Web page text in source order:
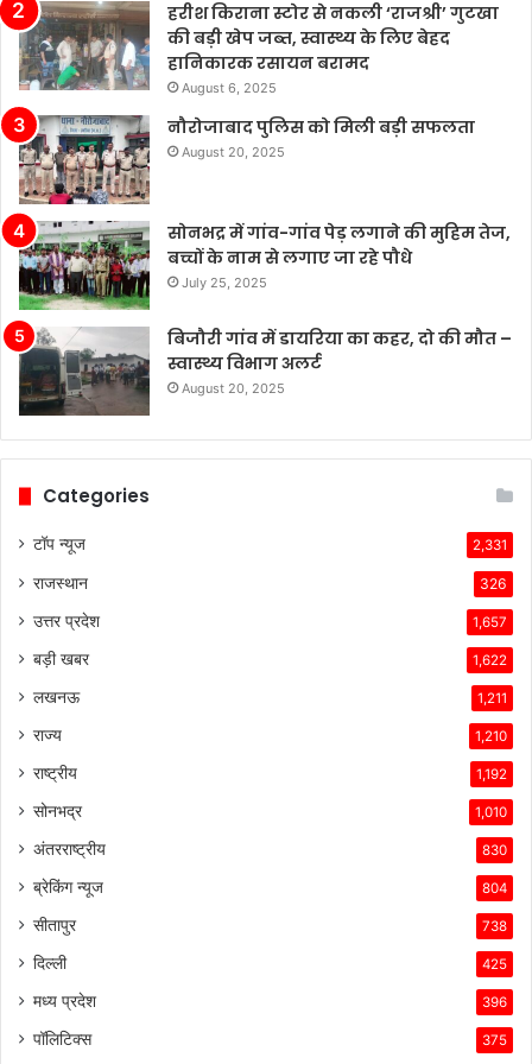
हैं।
चीन
के
बढ़ते
में
टेस्ला
की
बिक्री
लगातार
मजबूत
बनी
हुई
है,
जबकि
अन्य
कंपनियां
समस्याओं
का
सामना
हरीश किराना स्टोर से नकली ‘राजश्री’ गुटखा
की बड़ी खेप जब्त, स्वास्थ्य के लिए बेहद
हानिकारक रसायन बरामद
August 6, 2025
नौरोजाबाद पुलिस को मिली बड़ी सफलता
August 20, 2025
सोनभद्र में गांव-गांव पेड़ लगाने की मुहिम तेज,
बच्चों के नाम से लगाए जा रहे पौधे
July 25, 2025
बिजौरी गांव में डायरिया का कहर, दो की मौत –
स्वास्थ्य विभाग अलर्ट
August 20, 2025
Categories
टॉप न्यूज 2,331
राजस्थान 326
उत्तर प्रदेश 1,657
बड़ी खबर 1,622
लखनऊ 1,211
राज्य 1,210
राष्ट्रीय 1,192
सोनभद्र 1,010
अंतरराष्ट्रीय 830
ब्रेकिंग न्यूज 804
सीतापुर 738
दिल्ली 425
मध्य प्रदेश 396
पॉलिटिक्स 375